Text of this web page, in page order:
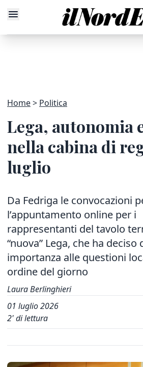
Home Politica
Lega, autonomia
nella cabina di
luglio
Da Fedriga le convocazioni
l’appuntamento online per i
rappresentanti del tavolo
“nuova” Lega, che ha
importanza alle questioni
ordine del giorno
Laura Berlinghieri
01 luglio 2026
2' di lettura